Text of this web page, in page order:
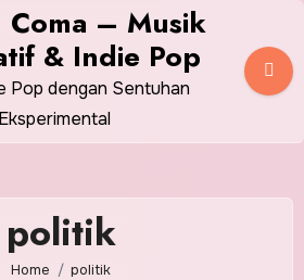
Coma – Musik
& Indie Pop
Pop dengan Sentuhan
Eksperimental
politik
Home politik